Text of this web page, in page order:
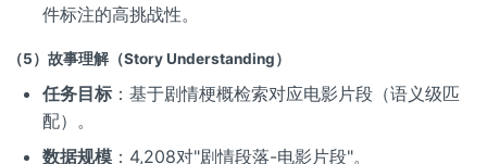
件标注的高挑战性。
（5）故事理解（Story Understanding）
任务目标：基于剧情梗概检索对应电影片段（语义级匹
配）。
数据规模：4,208对"剧情段落-电影片段"。